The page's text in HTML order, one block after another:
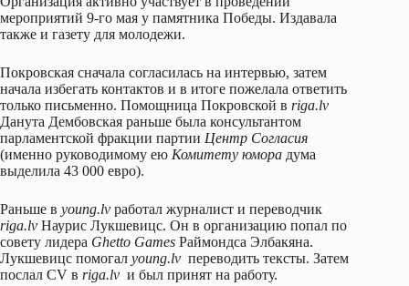
мероприятий 9-го мая у памятника Победы. Издавала
также и газету для молодежи.
Покровская сначала согласилась на интервью, затем
начала избегать контактов и в итоге пожелала ответить
только письменно. Помощница Покровской в riga.lv
Данута Дембовская раньше была консультантом
парламентской фракции партии Центр Согласия
(именно руководимому ею Комитету юмора дума
выделила 43 000 евро).
Раньше в young.lv работал журналист и переводчик
riga.lv Наурис Лукшевицс. Он в организацию попал по
совету лидера Ghetto Games Раймондса Элбакяна.
Лукшевицс помогал young.lv переводить тексты. Затем
послал CV в riga.lv и был принят на работу.